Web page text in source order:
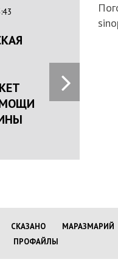
СКАЗАНО МАРАЗМАРИЙ
ПРОФАЙЛЫ